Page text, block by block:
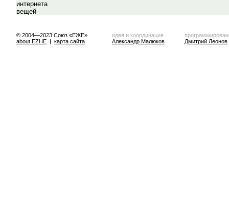
© 2004—2023 Союз «ЕЖЕ»
about EZHE | карта сайта
идея и координация
Александр Малюков
Дмитрий Леонов